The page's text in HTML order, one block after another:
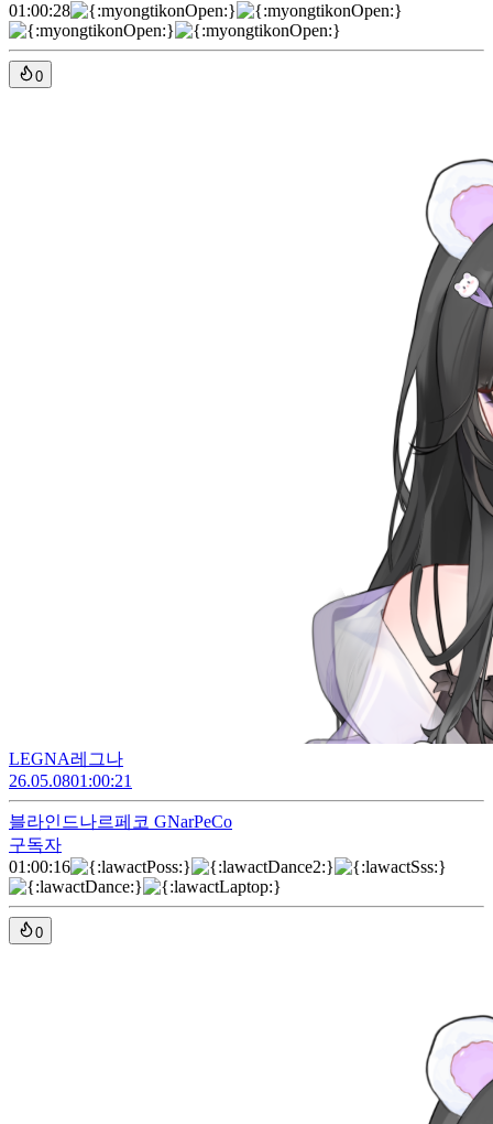
01:00:28
0
LEGNA레그나
26.05.0801:00:21
블라인드나르페코 GNarPeCo
구독자
01:00:16
0